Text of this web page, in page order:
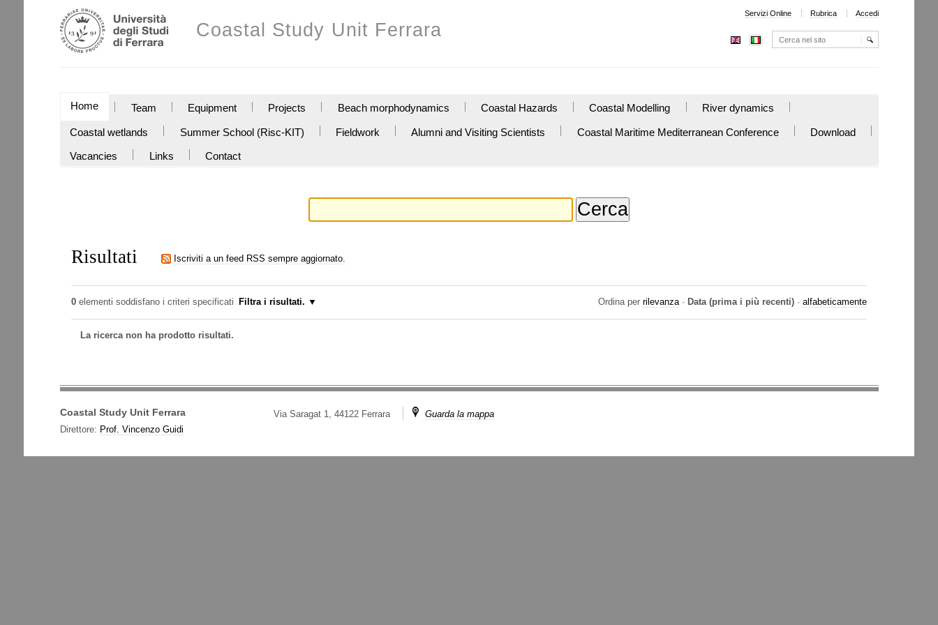
Salta
ai
contenuti.
Strumenti
personali
Coastal Study Unit Ferrara
Servizi Online Rubrica Accedi
Cerca nel sito
SEZIONI
Home Team Equipment Projects Beach morphodynamics Coastal Hazards Coastal Modelling River dynamics
Coastal wetlands Summer School (Risc-KIT) Fieldwork Alumni and Visiting Scientists Coastal Maritime Mediterranean Conference Download
Vacancies Links Contact
Risultati Iscriviti a un feed RSS sempre aggiornato.
0elementi soddisfano i criteri specificati Filtra i risultati. Ordina per rilevanza · Data (prima i più recenti) · alfabeticamente
La ricerca non ha prodotto risultati.
Coastal Study Unit Ferrara
Direttore: Prof. Vincenzo Guidi
Via Saragat 1, 44122 Ferrara Guarda la mappa